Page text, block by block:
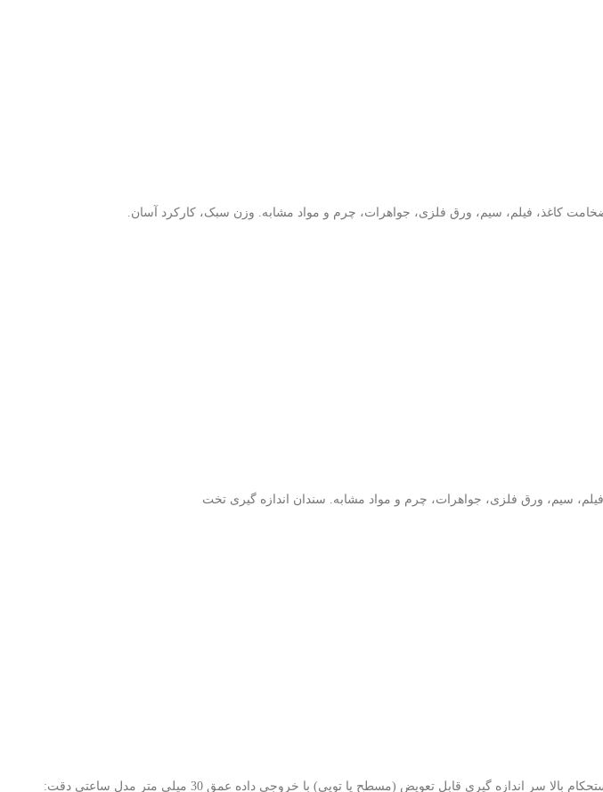
Asimeto Quick Thickness Gauges Series 495 / 491 مدل دیجیتال دقت: 0.0005 اینچ / 0.01 میلی متر قاب پلاستیکی با استحکام بالا سر اندازه گیری قابل تعویض (مسطح یا توپی) با خروجی داده عمق 30 میلی متر مدل ساعتی دقت: